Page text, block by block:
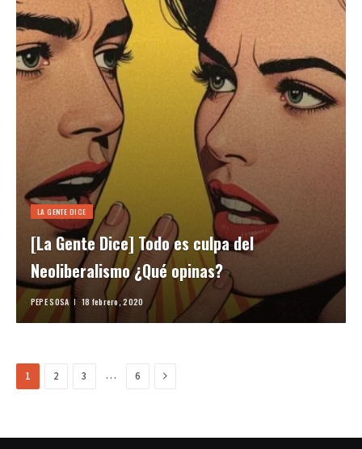
LA GENTE DICE
[La Gente Dice] Todo es culpa del
Neoliberalismo ¿Qué opinas?
PEPE SOSA 18 febrero, 2020
1 2 3 … 6 Next